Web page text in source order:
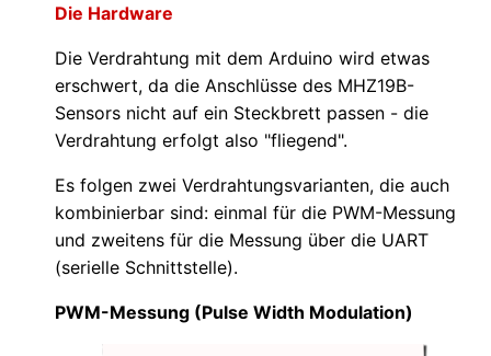
Die Hardware
Die Verdrahtung mit dem Arduino wird etwas
erschwert, da die Anschlüsse des MHZ19B-
Sensors nicht auf ein Steckbrett passen - die
Verdrahtung erfolgt also "fliegend".
Es folgen zwei Verdrahtungsvarianten, die auch
kombinierbar sind: einmal für die PWM-Messung
und zweitens für die Messung über die UART
(serielle Schnittstelle).
PWM-Messung (Pulse Width Modulation)